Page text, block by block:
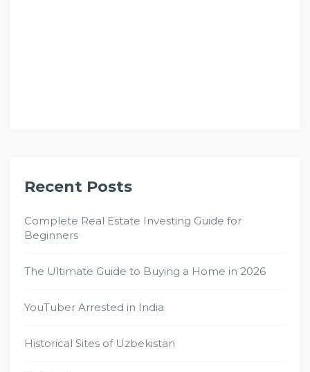
Recent Posts
Complete Real Estate Investing Guide for
Beginners
The Ultimate Guide to Buying a Home in 2026
YouTuber Arrested in India
Historical Sites of Uzbekistan